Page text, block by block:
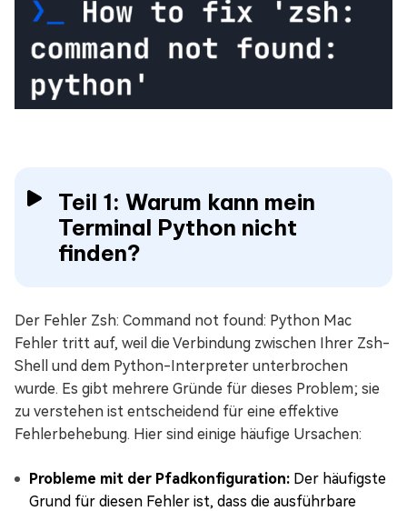
Teil 1: Warum kann mein
Terminal Python nicht
finden?
Der Fehler Zsh: Command not found: Python Mac
Fehler tritt auf, weil die Verbindung zwischen Ihrer Zsh-
Shell und dem Python-Interpreter unterbrochen
wurde. Es gibt mehrere Gründe für dieses Problem; sie
zu verstehen ist entscheidend für eine effektive
Fehlerbehebung. Hier sind einige häufige Ursachen:
Probleme mit der Pfadkonfiguration: Der häufigste
Grund für diesen Fehler ist, dass die ausführbare